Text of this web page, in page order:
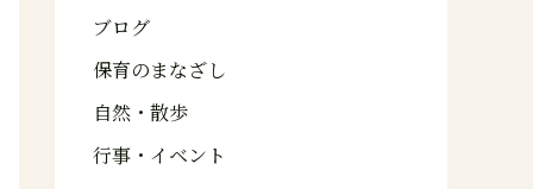
ブログ
保育のまなざし
自然・散歩
行事・イベント